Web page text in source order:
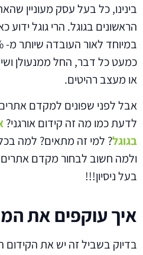
בינינו, כל בעל עסק מעוניין
הראשונים בגוגל. הרי גוגל
כמעט כל דבר, החל ממנעולן
או מעצב רהיטים.
אבל לפני שפונים למקדם
לדעת כמו מה זה קידום אורגני?
בגוגל? למי זה מתאים? למה
ולמה חשוב לבחור מקדם
בעל ניסיון!!!
איך עוקפים את
בדיוק בשביל זה יש את הקידום